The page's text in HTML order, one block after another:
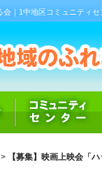
｜1中地区コミュニティセ
> 【募集】映画上映会「